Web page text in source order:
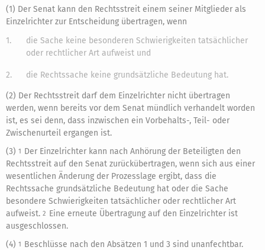
(1) Der Senat kann den Rechtsstreit einem seiner Mitglieder als
Einzelrichter zur Entscheidung übertragen, wenn
1.
die Sache keine besonderen Schwierigkeiten tatsächlicher
oder rechtlicher Art aufweist und
2. die Rechtssache keine grundsätzliche Bedeutung hat.
(2) Der Rechtsstreit darf dem Einzelrichter nicht übertragen
werden, wenn bereits vor dem Senat mündlich verhandelt worden
ist, es sei denn, dass inzwischen ein Vorbehalts-, Teil- oder
Zwischenurteil ergangen ist.
(3) 1 Der Einzelrichter kann nach Anhörung der Beteiligten den
Rechtsstreit auf den Senat zurückübertragen, wenn sich aus einer
wesentlichen Änderung der Prozesslage ergibt, dass die
Rechtssache grundsätzliche Bedeutung hat oder die Sache
besondere Schwierigkeiten tatsächlicher oder rechtlicher Art
aufweist. 2 Eine erneute Übertragung auf den Einzelrichter ist
ausgeschlossen.
(4) 1 Beschlüsse nach den Absätzen 1 und 3 sind unanfechtbar.